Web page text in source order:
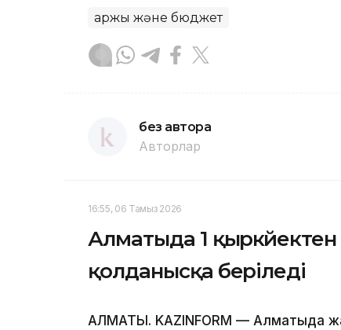
Қаржы және бюджет
без автора
Авторлар
16:55, 06 Тамыз 2026
Алматыда 1
қолданысқа беріледі
АЛМАТЫ. KAZINFORM — Алматыда